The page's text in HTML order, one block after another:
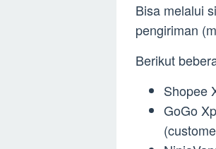
Bisa melalui
pengiriman
Berikut
Shopee
GoGo
(